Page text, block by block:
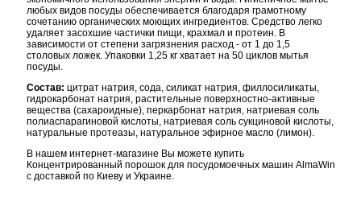
любых видов посуды обеспечивается благодаря грамотному
сочетанию органических моющих ингредиентов. Средство легко
удаляет засохшие частички пищи, крахмал и протеин. В
зависимости от степени загрязнения расход - от 1 до 1,5
столовых ложек. Упаковки 1,25 кг хватает на 50 циклов мытья
посуды.
Состав: цитрат натрия, сода, силикат натрия, филлосиликаты,
гидрокарбонат натрия, растительные поверхностно-активные
вещества (сахароидные), перкарбонат натрия, натриевая соль
полиаспарагиновой кислоты, натриевая соль сукциновой кислоты,
натуральные протеазы, натуральное эфирное масло (лимон).
В нашем интернет-магазине Вы можете купить
Концентрированный порошок для посудомоечных машин AlmaWin
с доставкой по Киеву и Украине.